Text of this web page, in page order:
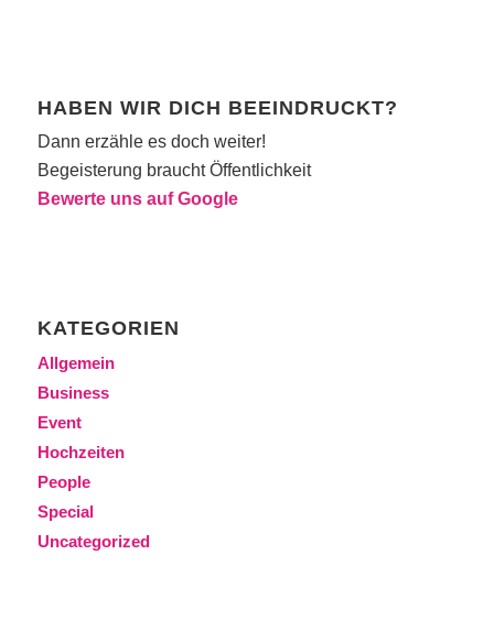
HABEN WIR DICH BEEINDRUCKT?
Dann erzähle es doch weiter!
Begeisterung braucht Öffentlichkeit
Bewerte uns auf Google
KATEGORIEN
Allgemein
Business
Event
Hochzeiten
People
Special
Uncategorized